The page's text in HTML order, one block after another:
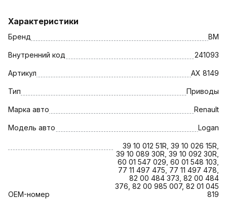
Характеристики
Бренд BM
Внутренний код 241093
Артикул AX 8149
Тип Приводы
Марка авто Renault
Модель авто Logan
OEM-номер
39 10 012 51R, 39 10 026 15R,
39 10 089 30R, 39 10 092 30R,
60 01 547 029, 60 01 548 103,
77 11 497 475, 77 11 497 478,
82 00 484 373, 82 00 484
376, 82 00 985 007, 82 01 045
819